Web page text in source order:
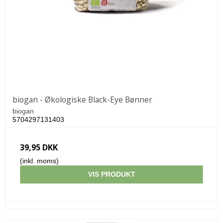
biogan - Økologiske Black-Eye Bønner
biogan
5704297131403
39,95 DKK
(inkl. moms)
VIS PRODUKT